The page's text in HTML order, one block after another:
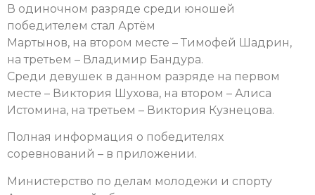
В одиночном разряде среди юношей
победителем стал Артём
Мартынов, на втором месте – Тимофей Шадрин,
на третьем – Владимир Бандура.
Среди девушек в данном разряде на первом
месте – Виктория Шухова, на втором – Алиса
Истомина, на третьем – Виктория Кузнецова.
Полная информация о победителях
соревнований – в приложении.
Министерство по делам молодежи и спорту